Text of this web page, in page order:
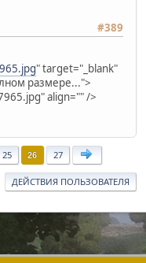
#389
" target="_blank"
размере...">
align="" />
25 26 27
ДЕЙСТВИЯ ПОЛЬЗОВАТЕЛЯ